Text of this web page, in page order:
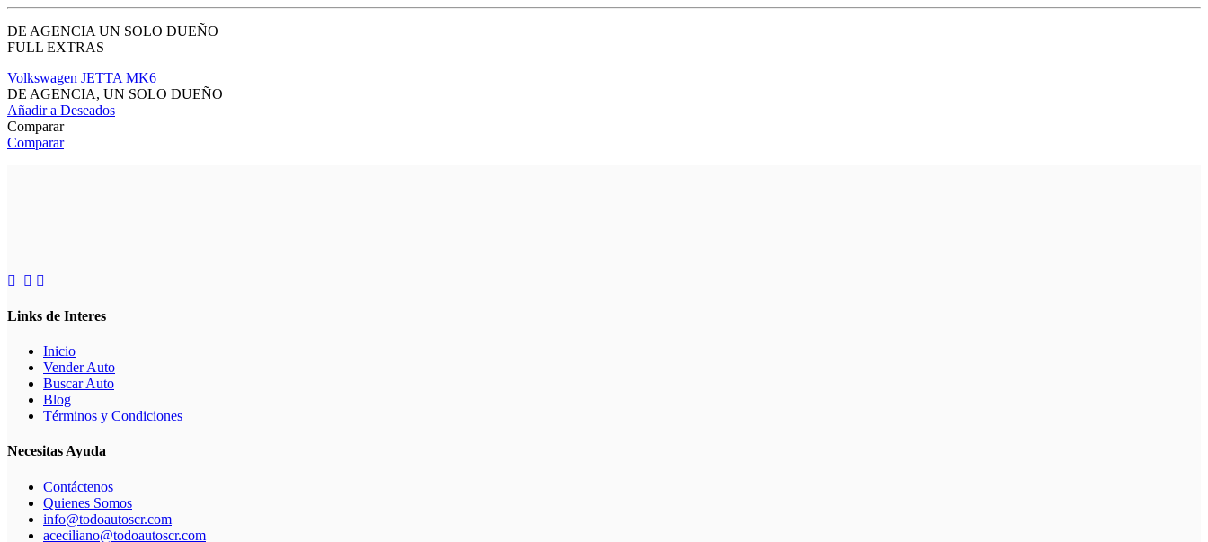
DE AGENCIA UN SOLO DUEÑO
FULL EXTRAS
Volkswagen JETTA MK6
DE AGENCIA, UN SOLO DUEÑO
Añadir a Deseados
Comparar
Comparar
Links de Interes
Inicio
Vender Auto
Buscar Auto
Blog
Términos y Condiciones
Necesitas Ayuda
Contáctenos
Quienes Somos
info@todoautoscr.com
aceciliano@todoautoscr.com